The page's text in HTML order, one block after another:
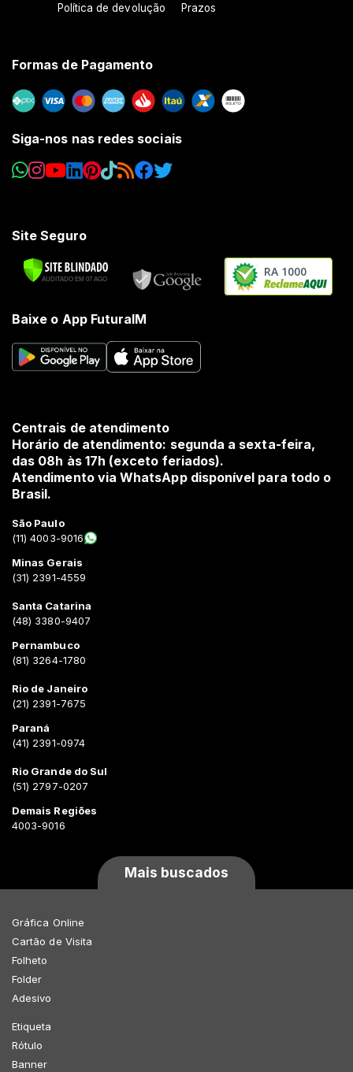
Política de devolução Prazos
Formas de Pagamento
Siga-nos nas redes sociais
Site Seguro
RA 1000
Baixe o App FuturaIM
Centrais de atendimento
Horário de atendimento: segunda a sexta-feira,
das 08h às 17h (exceto feriados).
Atendimento via WhatsApp disponível para todo o
Brasil.
São Paulo
(11) 4003-9016
Minas Gerais
(31) 2391-4559
Santa Catarina
(48) 3380-9407
Pernambuco
(81) 3264-1780
Rio de Janeiro
(21) 2391-7675
Paraná
(41) 2391-0974
Rio Grande do Sul
(51) 2797-0207
Demais Regiões
4003-9016
Mais buscados
Gráfica Online
Cartão de Visita
Folheto
Folder
Adesivo
Etiqueta
Rótulo
Banner